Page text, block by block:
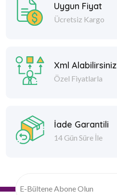
Uygun Fiyat
Ücretsiz Kargo
Xml Alabilirsiniz
Özel Fiyatlarla
İade Garantili
14 Gün Süre İle